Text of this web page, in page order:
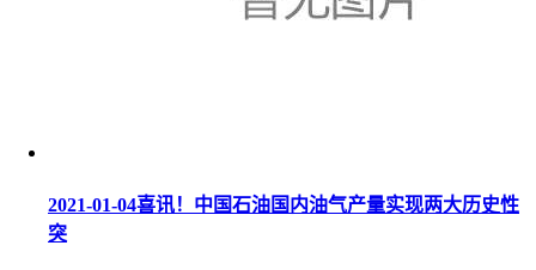
2021-01-04喜讯！中国石油国内油气产量实现两大历史性
突